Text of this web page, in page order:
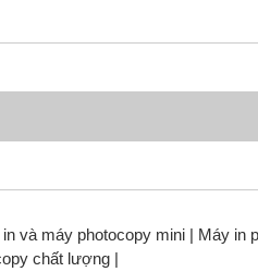
và máy photocopy mini | Máy in
chất lượng |